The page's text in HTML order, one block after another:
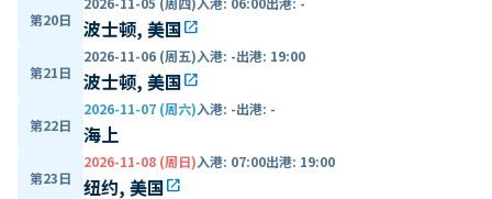
第20日 波士顿, 美国open_in_new
第21日
2026-11-06 (周五)入港: -出港: 19:00
波士顿, 美国open_in_new
第22日
2026-11-07 (周六)入港: -出港: -
海上
第23日
2026-11-08 (周日)入港: 07:00出港: 19:00
纽约, 美国open_in_new